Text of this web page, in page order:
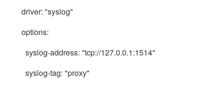
driver: "syslog"
options:
syslog-address: "tcp://127.0.0.1:1514"
syslog-tag: "proxy"